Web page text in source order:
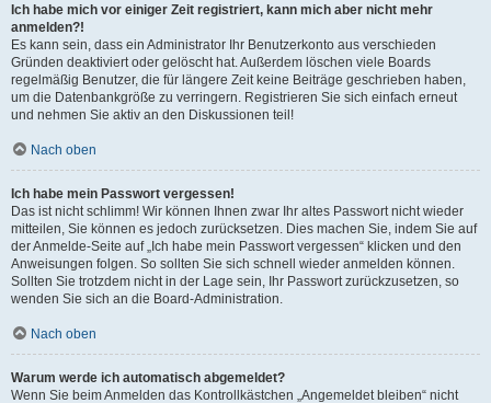
Ich habe mich vor einiger Zeit registriert, kann mich aber nicht mehr
anmelden?!
Es kann sein, dass ein Administrator Ihr Benutzerkonto aus verschieden
Gründen deaktiviert oder gelöscht hat. Außerdem löschen viele Boards
regelmäßig Benutzer, die für längere Zeit keine Beiträge geschrieben haben,
um die Datenbankgröße zu verringern. Registrieren Sie sich einfach erneut
und nehmen Sie aktiv an den Diskussionen teil!
Nach oben
Ich habe mein Passwort vergessen!
Das ist nicht schlimm! Wir können Ihnen zwar Ihr altes Passwort nicht wieder
mitteilen, Sie können es jedoch zurücksetzen. Dies machen Sie, indem Sie auf
der Anmelde-Seite auf „Ich habe mein Passwort vergessen“ klicken und den
Anweisungen folgen. So sollten Sie sich schnell wieder anmelden können.
Sollten Sie trotzdem nicht in der Lage sein, Ihr Passwort zurückzusetzen, so
wenden Sie sich an die Board-Administration.
Nach oben
Warum werde ich automatisch abgemeldet?
Wenn Sie beim Anmelden das Kontrollkästchen „Angemeldet bleiben“ nicht